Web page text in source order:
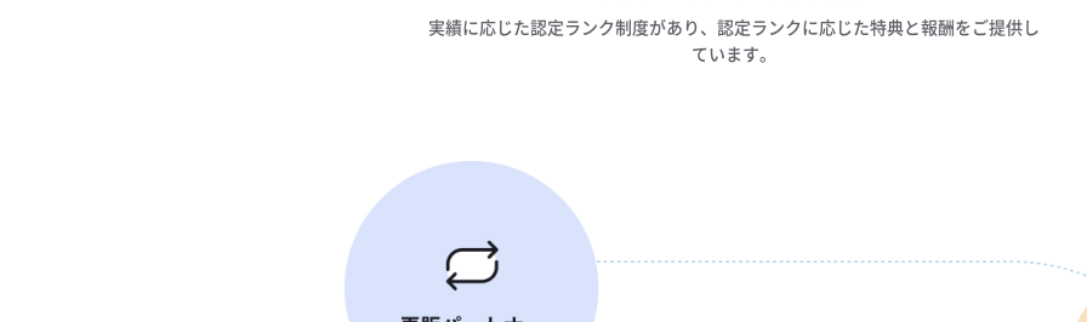
実績に応じた認定ランク制度があり、認定ランクに応じた特典と報酬をご提供し
ています。